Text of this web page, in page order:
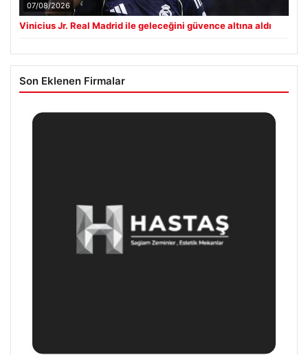
07/08/2026
Vinicius Jr. Real Madrid ile geleceğini güvence altına aldı
Son Eklenen Firmalar